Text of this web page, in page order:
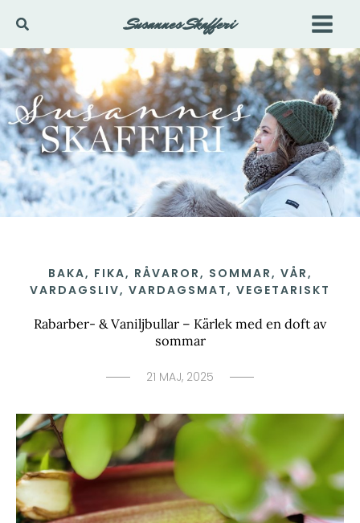
innehåll
Sök Susannes Skafferi
BAKA, FIKA, RÅVAROR, SOMMAR, VÅR,
VARDAGSLIV, VARDAGSMAT, VEGETARISKT
Rabarber- & Vaniljbullar – Kärlek med en doft av
sommar
21 MAJ, 2025